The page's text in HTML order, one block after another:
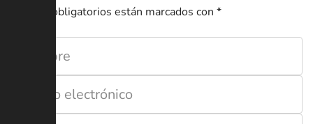
campos obligatorios están marcados con *